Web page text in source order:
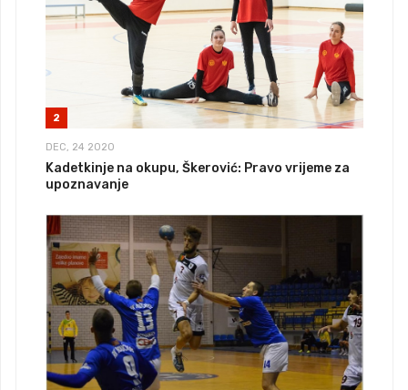
2
DEC, 24 2020
Kadetkinje na okupu, Škerović: Pravo vrijeme za
upoznavanje